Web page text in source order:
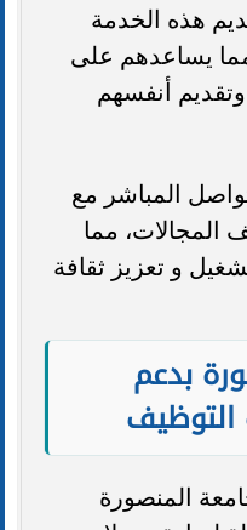
هذه الخدمة
يساعدهم على
أنفسهم
المباشر مع
المجالات، مما
و تعزيز ثقافة
بدعم
التوظيف
المنصورة